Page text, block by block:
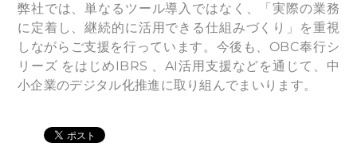
弊社では、単なるツール導入ではなく、「実際の業務
に定着し、継続的に活用できる仕組みづくり」を重視
しながらご支援を行っています。今後も、OBC奉行シ
リーズ をはじめIBRS 、AI活用支援などを通じて、中
小企業のデジタル化推進に取り組んでまいります。